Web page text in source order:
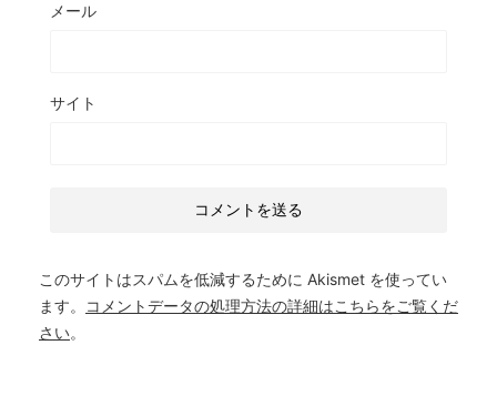
メール
サイト
このサイトはスパムを低減するために Akismet を使ってい
ます。
コメントデータの処理方法の詳細はこちらをご覧くだ
さい。